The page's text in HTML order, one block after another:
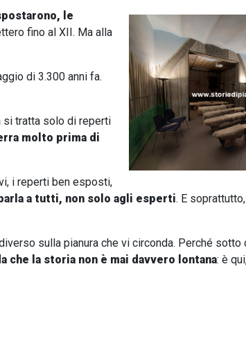
le
fino al XII. Ma alla
di 3.300 anni fa.
si tratta solo di reperti
molto prima di
i reperti ben esposti,
a tutti, non solo agli esperti. E
sulla pianura che vi circonda. Perché sotto
che la storia non è mai davvero lontana: è